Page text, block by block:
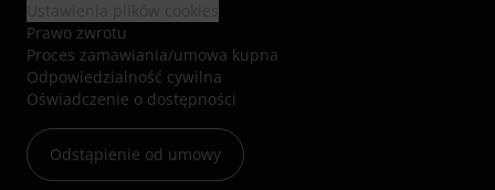
Prawo zwrotu
Proces zamawiania/umowa kupna
Odpowiedzialność cywilna
Oświadczenie o dostępności
Odstąpienie od umowy